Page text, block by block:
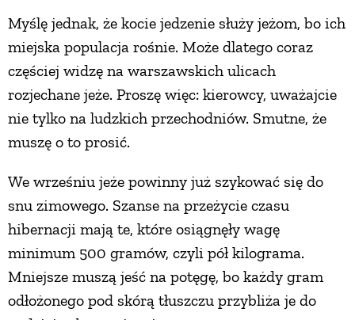
Myślę jednak, że kocie jedzenie służy jeżom, bo ich
miejska populacja rośnie. Może dlatego coraz
częściej widzę na warszawskich ulicach
rozjechane jeże. Proszę więc: kierowcy, uważajcie
nie tylko na ludzkich przechodniów. Smutne, że
muszę o to prosić.
We wrześniu jeże powinny już szykować się do
snu zimowego. Szanse na przeżycie czasu
hibernacji mają te, które osiągnęły wagę
minimum 500 gramów, czyli pół kilograma.
Mniejsze muszą jeść na potęgę, bo każdy gram
odłożonego pod skórą tłuszczu przybliża je do